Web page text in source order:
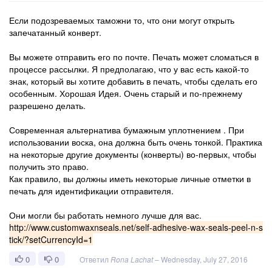
Если подозреваемых таможни то, что они могут открыть
запечатанный конверт.
Вы можете отправить его по почте. Печать может сломаться в
процессе рассылки. Я предполагаю, что у вас есть какой-то
знак, который вы хотите добавить в печать, чтобы сделать его
особенным. Хорошая Идея. Очень старый и по-прежнему
разрешено делать.
Современная альтернатива бумажным уплотнением . При
использовании воска, она должна быть очень тонкой. Практика
на некоторые другие документы (конверты) во-первых, чтобы
получить это право.
Как правило, вы должны иметь некоторые личные отметки в
печать для идентификации отправителя.
Они могли бы работать немного лучше для вас.
http://www.customwaxnseals.net/self-adhesive-wax-seals-peel-n-s
tick/?setCurrencyId=1
0 0 Ответил Rona Lachat–Wednesday, July 27, 2016